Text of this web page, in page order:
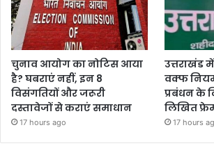
चुनाव आयोग का नोटिस आया
है? घबराएं नहीं, इन 8
विसंगतियों और जरूरी
दस्तावेजों से कराएं समाधान
17 hours ago
उत्तराखंड
वक्फ
प्रबंधन के
लिखित
17 hours